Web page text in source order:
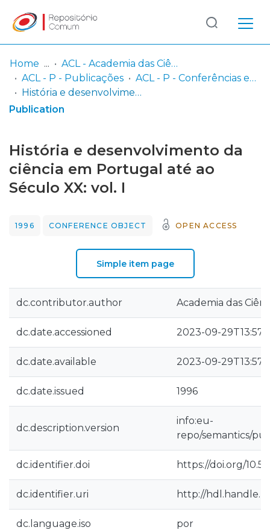
Communities
& Collections
Statistics
Log
In
(current)
Home
ACL - Academia das Ciências de Lisboa
ACL - P - Publicações
ACL - P - Conferências e Seminários
História e desenvolvimento da ciência em Portugal até ao Século XX: vol. I
Publication
História e desenvolvimento da
ciência em Portugal até ao
Século XX: vol. I
1996 CONFERENCE OBJECT OPEN ACCESS
Simple item page
dc.contributor.author Academia das
dc.date.accessioned 2023-09-
dc.date.available 2023-09-
dc.date.issued 1996
dc.description.version
info:eu-
repo/semantics/
dc.identifier.doi https://doi.org/
dc.identifier.uri http://
dc.language.iso por